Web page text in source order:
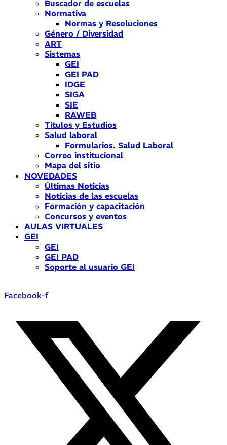
Buscador de escuelas
Normativa
Normas y Resoluciones
Género / Diversidad
ART
Sistemas
GEI
GEI PAD
IDGE
SIGA
SIE
RAWEB
Títulos y Estudios
Salud laboral
Formularios. Salud Laboral
Correo institucional
Mapa del sitio
NOVEDADES
Últimas Noticias
Noticias de las escuelas
Formación y capacitación
Concursos y eventos
AULAS VIRTUALES
GEI
GEI
GEI PAD
Soporte al usuario GEI
Facebook-f